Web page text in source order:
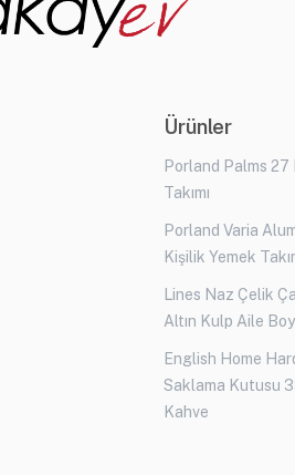
Ürünler
Porland Palms 27
Takımı
Porland Varia
Kişilik Yemek
Lines Naz Çelik
Altın Kulp Aile Boy
English Home
Saklama Kutusu
Kahve